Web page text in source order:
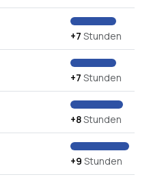
+7 Stunden
+7 Stunden
+8Stunden
+9 Stunden